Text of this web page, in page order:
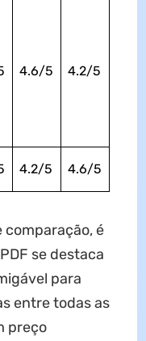
4.6/5 4.2/5
4.2/5 4.6/5
comparação, é
se destaca
para
entre todas as
preço